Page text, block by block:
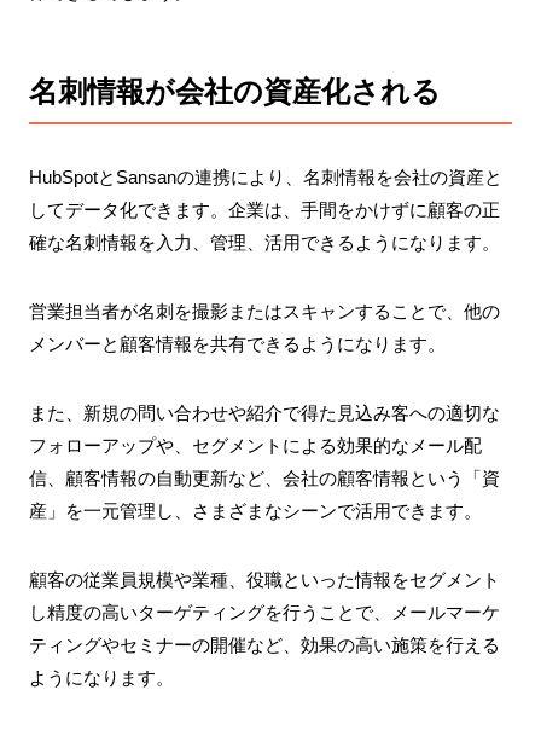
名刺情報が会社の資産化される
HubSpotとSansanの連携により、名刺情報を会社の資産と
してデータ化できます。企業は、手間をかけずに顧客の正
確な名刺情報を入力、管理、活用できるようになります。
営業担当者が名刺を撮影またはスキャンすることで、他の
メンバーと顧客情報を共有できるようになります。
また、新規の問い合わせや紹介で得た見込み客への適切な
フォローアップや、セグメントによる効果的なメール配
信、顧客情報の自動更新など、会社の顧客情報という「資
産」を一元管理し、さまざまなシーンで活用できます。
顧客の従業員規模や業種、役職といった情報をセグメント
し精度の高いターゲティングを行うことで、メールマーケ
ティングやセミナーの開催など、効果の高い施策を行える
ようになります。